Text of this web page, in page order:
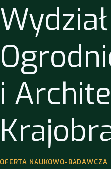
Wydział
i
OFERTA NAUKOWO-BADAWCZA